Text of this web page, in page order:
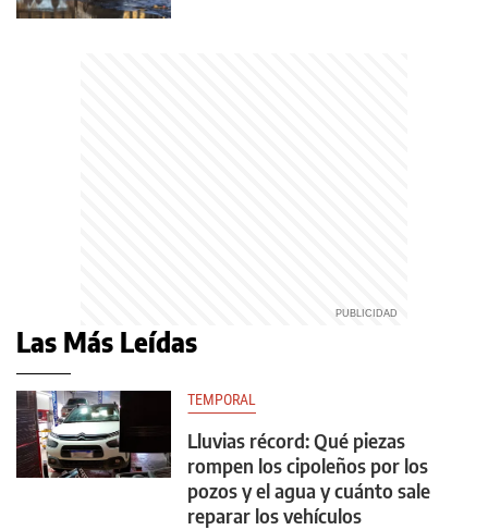
Las Más Leídas
TEMPORAL
Lluvias récord: Qué piezas
rompen los cipoleños por los
pozos y el agua y cuánto sale
reparar los vehículos